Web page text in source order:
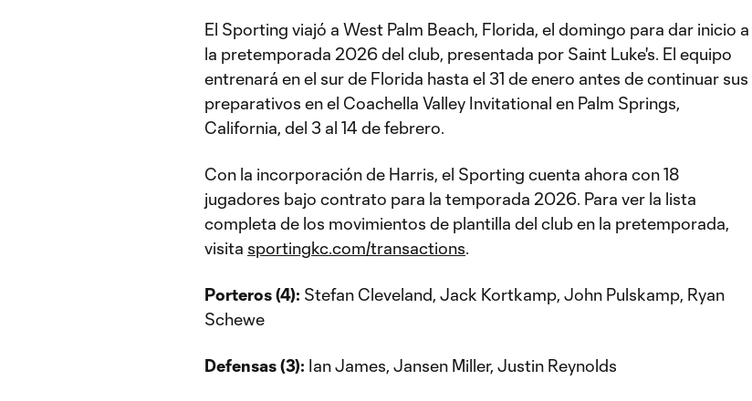
El Sporting viajó a West Palm Beach, Florida, el domingo para dar inicio a
la pretemporada 2026 del club, presentada por Saint Luke's. El equipo
entrenará en el sur de Florida hasta el 31 de enero antes de continuar sus
preparativos en el Coachella Valley Invitational en Palm Springs,
California, del 3 al 14 de febrero.
Con la incorporación de Harris, el Sporting cuenta ahora con 18
jugadores bajo contrato para la temporada 2026. Para ver la lista
completa de los movimientos de plantilla del club en la pretemporada,
visita sportingkc.com/transactions.
Porteros (4): Stefan Cleveland, Jack Kortkamp, John Pulskamp, Ryan
Schewe
Defensas (3): Ian James, Jansen Miller, Justin Reynolds